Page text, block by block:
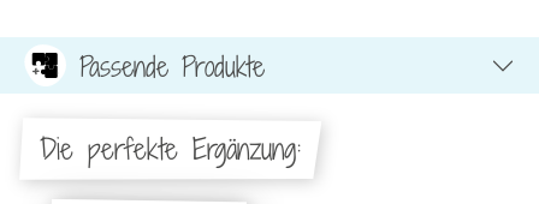
Passende Produkte
Die perfekte Ergänzung: